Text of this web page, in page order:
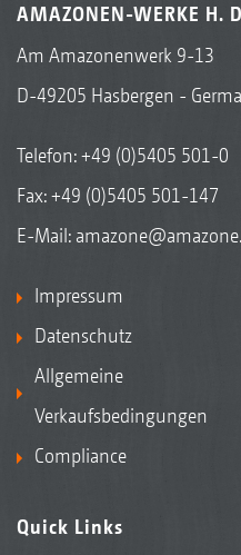
AMAZONEN-WERKE H.
Am Amazonenwerk 9-13
D-49205 Hasbergen -
Telefon:+49 (0)5405 501-0
Fax: +49 (0)5405 501-147
E-Mail:
Impressum
Datenschutz
Allgemeine
Verkaufsbedingungen
Compliance
Quick Links